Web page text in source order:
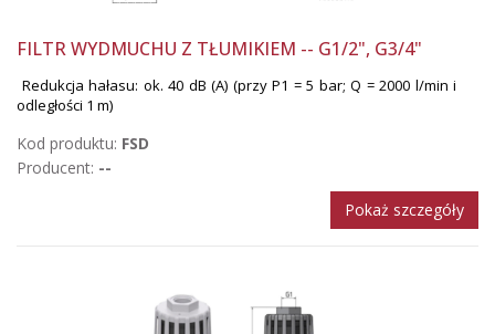
FILTR WYDMUCHU Z TŁUMIKIEM -- G1/2", G3/4"
Redukcja hałasu: ok. 40 dB (A) (przy P1 = 5 bar; Q = 2000 l/min i
odległości 1 m)
Kod produktu: FSD
Producent: --
Pokaż szczegóły